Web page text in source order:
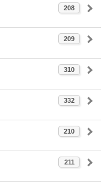
208
209
310
332
210
211